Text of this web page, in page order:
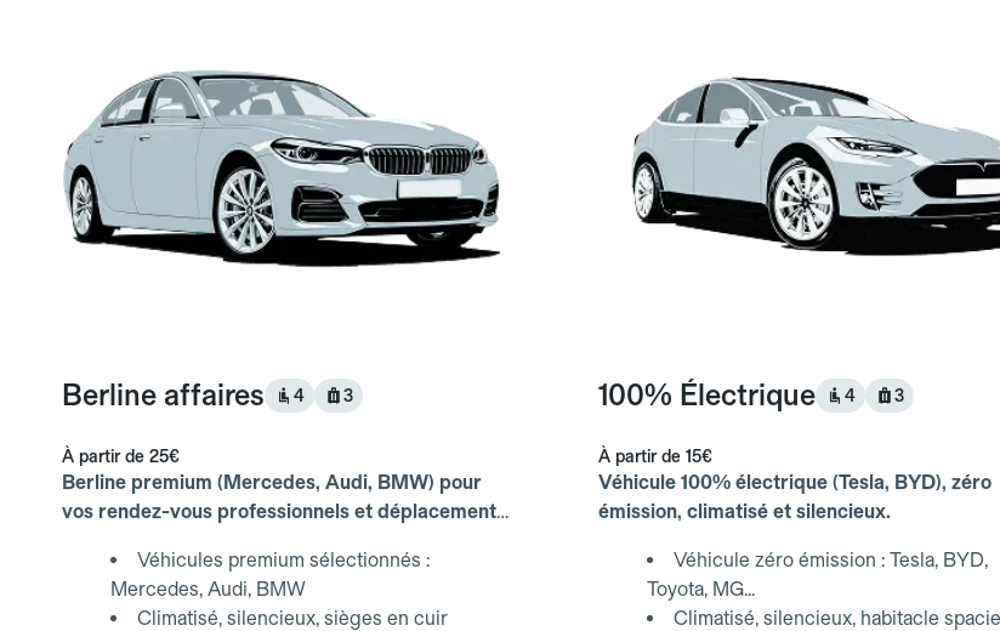
Berline affaires 4 3
À partir de 25€
Berline premium (Mercedes, Audi, BMW) pour
vos rendez-vous professionnels et déplacements
Véhicules premium sélectionnés :
Mercedes, Audi, BMW
Climatisé, silencieux, sièges en cuir
100% Électrique 4 3
À partir de 15€
Véhicule 100% électrique (Tesla, BYD), zéro
émission, climatisé et silencieux.
Véhicule zéro émission : Tesla, BYD,
Toyota, MG...
Climatisé, silencieux, habitacle